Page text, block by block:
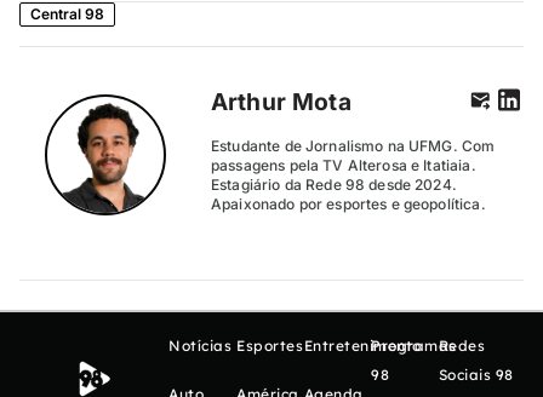
Central 98
Arthur Mota
Estudante de Jornalismo na UFMG. Com
passagens pela TV Alterosa e Itatiaia.
Estagiário da Rede 98 desde 2024.
Apaixonado por esportes e geopolítica.
Notícias EsportesEntretenimento
Programas
98
Redes
Sociais 98